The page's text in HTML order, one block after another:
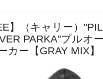
】（キャリー）
PARKA"プルオ
カー【GRAY MIX】